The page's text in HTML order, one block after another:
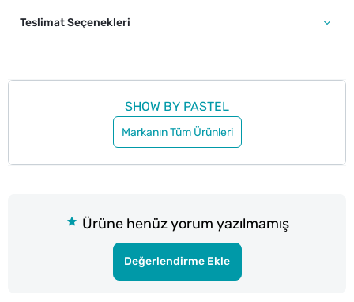
Teslimat Seçenekleri
SHOW BY PASTEL
Markanın Tüm Ürünleri
Ürüne henüz yorum yazılmamış
Değerlendirme Ekle